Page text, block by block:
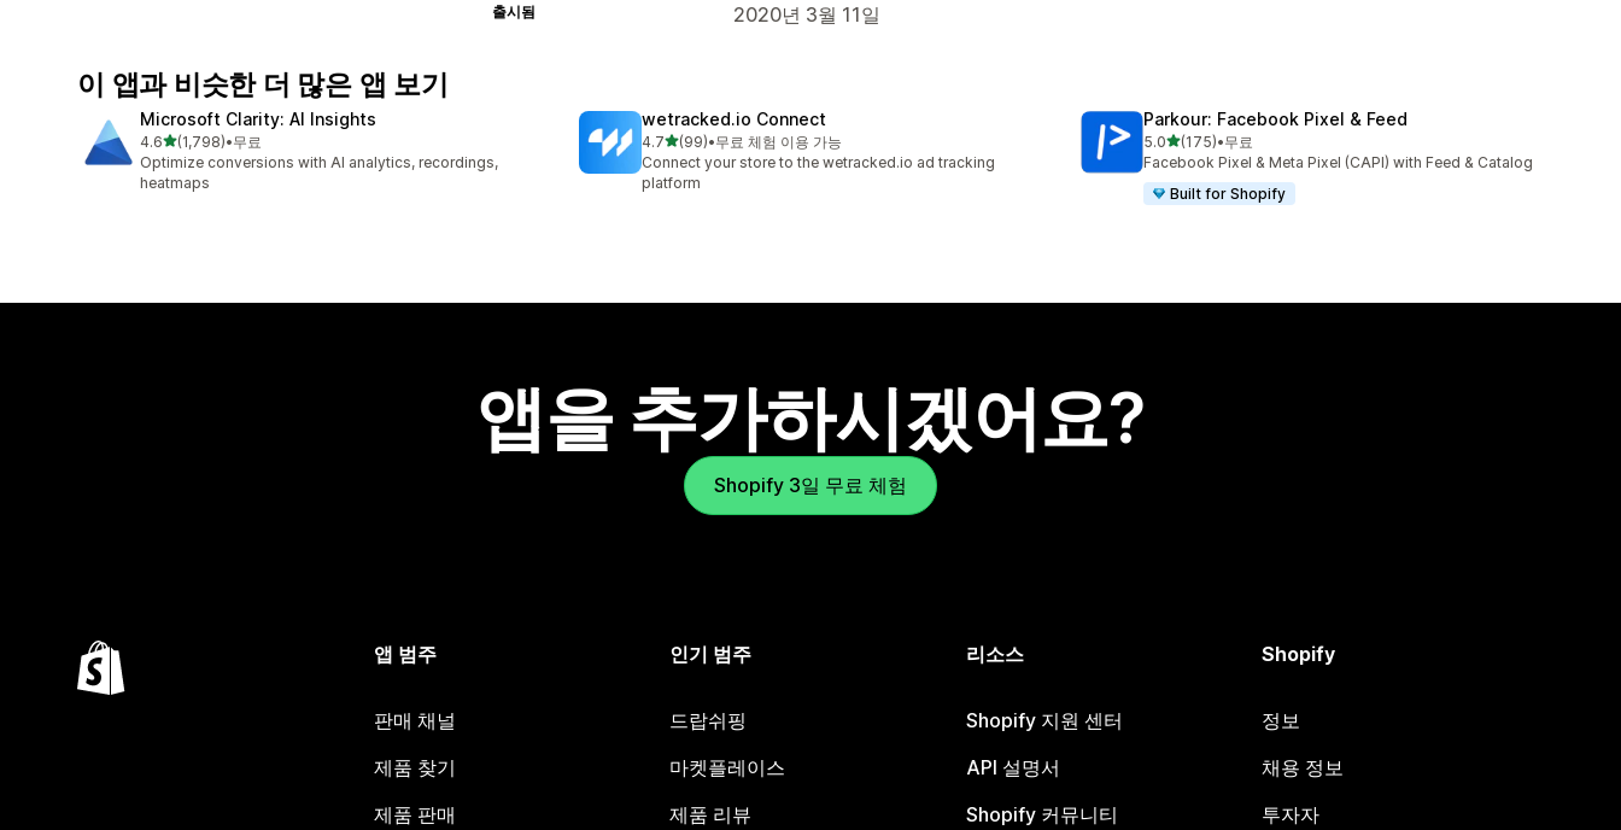
출시됨 2020년 3월 11일
이 앱과 비슷한 더 많은 앱 보기
Microsoft Clarity: AI Insights
4.6별 5개 중
(1,798)
총 리뷰 1798개
•무료
Optimize conversions with AI analytics, recordings,
heatmaps
wetracked.io Connect
4.7별 5개 중
(99)
총 리뷰 99개
•무료 체험 이용 가능
Connect your store to the wetracked.io ad tracking
platform
Parkour: Facebook Pixel & Feed
5.0별 5개 중
(175)
총 리뷰 175개
•무료
Facebook Pixel & Meta Pixel (CAPI) with Feed & Catalog
Built for Shopify
앱을 추가하시겠어요?
Shopify 3일 무료 체험
앱 범주
판매 채널
제품 찾기
제품 판매
인기 범주
드랍쉬핑
마켓플레이스
제품 리뷰
리소스
Shopify 지원 센터
API 설명서
Shopify 커뮤니티
Shopify
정보
채용 정보
투자자